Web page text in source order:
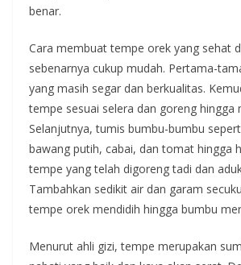
benar.
Cara membuat tempe orek yang sehat
sebenarnya cukup mudah. Pertama-
yang masih segar dan berkualitas.
tempe sesuai selera dan goreng hingga
Selanjutnya, tumis bumbu-bumbu
bawang putih, cabai, dan tomat hingga
tempe yang telah digoreng tadi dan
Tambahkan sedikit air dan garam
tempe orek mendidih hingga bumbu
Menurut ahli gizi, tempe merupakan